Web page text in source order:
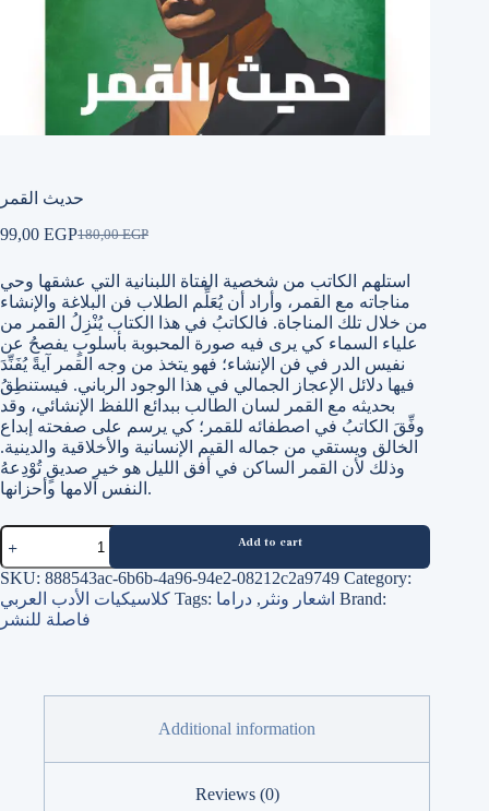
حديث القمر
180,00EGP
Original
was:
180,00 EGP.
99,00 EGPCurrent
is:
99,00 EGP.
استلهم الكاتب من شخصية الفتاة اللبنانية التي عشقها وحي
مناجاته مع القمر، وأراد أن يُعَلِّم الطلاب فن البلاغة والإنشاء
من خلال تلك المناجاة. فالكاتبُ في هذا الكتاب يُنْزِلُ القمر من
علياء السماء كي يرى فيه صورة المحبوبة بأسلوبٍ يفصحُ عن
نفيس الدر في فن الإنشاء؛ فهو يتخذ من وجه القمر آيةً يُفَنِّدَ
فيها دلائل الإعجاز الجمالي في هذا الوجود الرباني. فيستنطِقُ
بحديثه مع القمر لسان الطالب ببدائع اللفظ الإنشائي، وقد
وفِّقَ الكاتبُ في اصطفائه للقمر؛ كي يرسم على صفحته إبداع
الخالق ويستقي من جماله القيم الإنسانية والأخلاقية والدينية.
وذلك لأن القمر الساكن في أفق الليل هو خير صديقٍ تُوْدِعهُ
النفس آلامها وأحزانها.
حديث
القمر
quantity
Add to cart
SKU: 888543ac-6b6b-4a96-94e2-08212c2a9749 Category:
كلاسيكيات الأدب العربي Tags: اشعار ونثر , دراما
Brand:
فاصلة للنشر
Additional information
Reviews (0)